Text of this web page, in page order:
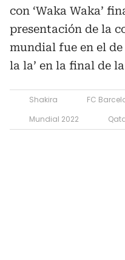
con ‘Waka Waka’
presentación de la
mundial fue en el de
la la’ en la final de
Shakira FC
Mundial 2022